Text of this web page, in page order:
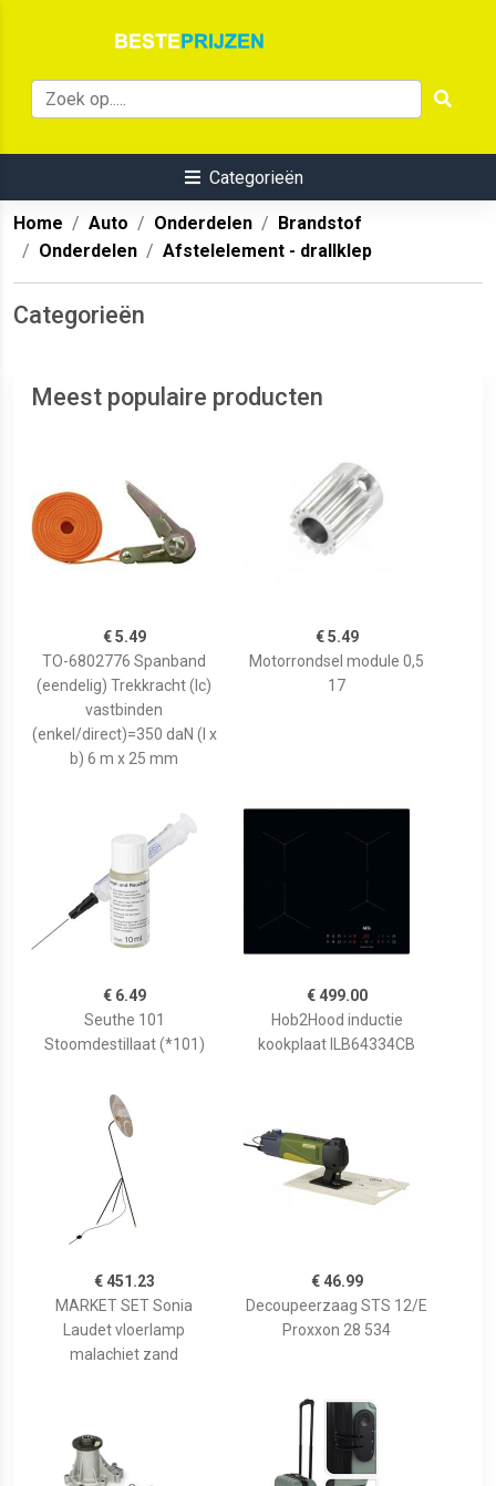
Categorieën
Home Auto Onderdelen
Brandstof
Onderdelen
Afstelelement - drallklep
Categorieën
Meest populaire producten
€ 5.49
TO-6802776 Spanband
(eendelig) Trekkracht (lc)
vastbinden
(enkel/direct)=350 daN (l x
b) 6 m x 25 mm
€ 5.49
Motorrondsel module 0,5
17
€ 6.49
Seuthe 101
Stoomdestillaat (*101)
€ 499.00
Hob2Hood inductie
kookplaat ILB64334CB
€ 451.23
MARKET SET Sonia
Laudet vloerlamp
malachiet zand
€ 46.99
Decoupeerzaag STS 12/E
Proxxon 28 534